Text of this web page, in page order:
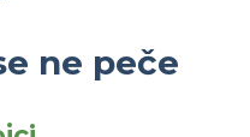
ne peče